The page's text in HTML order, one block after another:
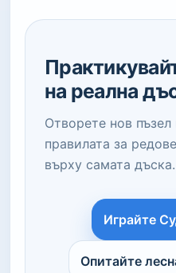
на реална
Отворете нов пъзел
правилата за
върху самата дъска.
Играйте
Опитайте